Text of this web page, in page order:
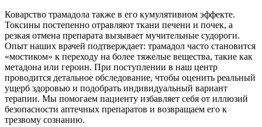
Коварство трамадола также в его кумулятивном эффекте.
Токсины постепенно отравляют ткани печени и почек, а
резкая отмена препарата вызывает мучительные судороги.
Опыт наших врачей подтверждает: трамадол часто становится
«мостиком» к переходу на более тяжелые вещества, такие как
метадона или героин. При поступлении в наш центр
проводится детальное обследование, чтобы оценить реальный
ущерб здоровью и подобрать индивидуальный вариант
терапии. Мы помогаем пациенту избавляет себя от иллюзий
безопасности аптечных препаратов и возвращаем его к
трезвому сознанию.